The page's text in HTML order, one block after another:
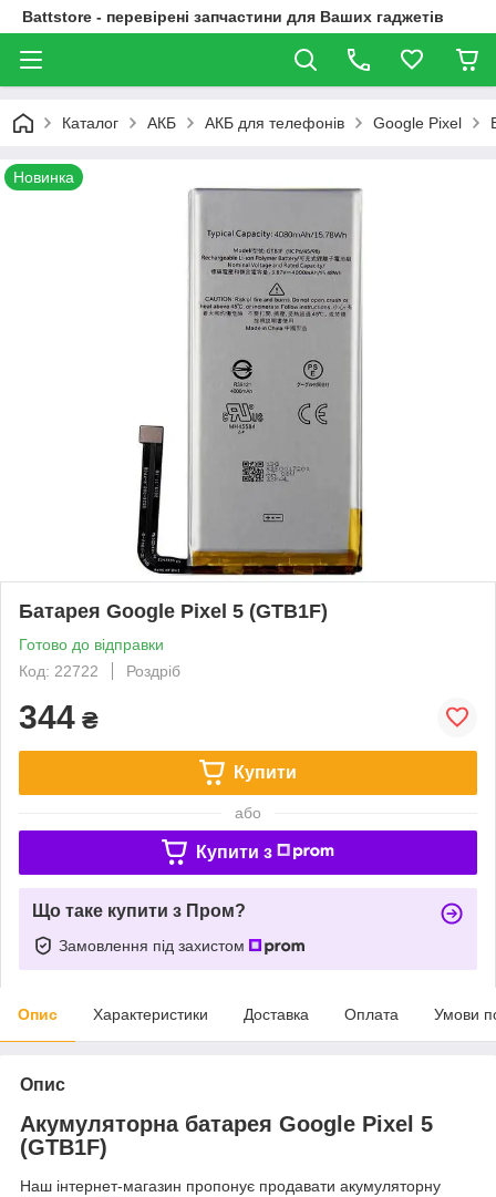
Battstore - перевірені запчастини для Ваших гаджетів
Каталог АКБ АКБ для телефонів Google Pixel
Новинка
Батарея Google Pixel 5 (GTB1F)
Готово до відправки
Код: 22722
Роздріб
344 ₴
Купити
або
Купити з
Що таке купити з Пром?
Замовлення під захистом
Опис Характеристики Доставка Оплата Умови
Опис
Акумуляторна батарея Google Pixel 5
(GTB1F)
Наш інтернет-магазин пропонує продавати акумуляторну